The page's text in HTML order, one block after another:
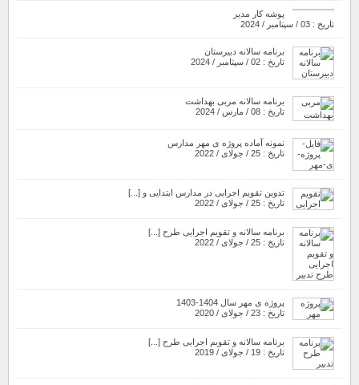
پوشه کار مدیر
تاریخ : 03 / سپتامبر / 2024
برنامه سالانه دبیرستان
تاریخ : 02 / سپتامبر / 2024
برنامه سالانه مربی بهداشت
تاریخ : 08 / مارس / 2024
نمونه آماده پروژه ی مهر مدارس
تاریخ : 25 / جولای / 2022
تدوین تقویم اجرایی در مدارس ابتدایی و [...]
تاریخ : 25 / جولای / 2022
برنامه سالانه و تقویم اجرایی طرح [...]
تاریخ : 25 / جولای / 2022
پروژه ی مهر سال 1404-1403
تاریخ : 23 / جولای / 2020
برنامه سالانه و تقویم اجرایی طرح [...]
تاریخ : 19 / جولای / 2019